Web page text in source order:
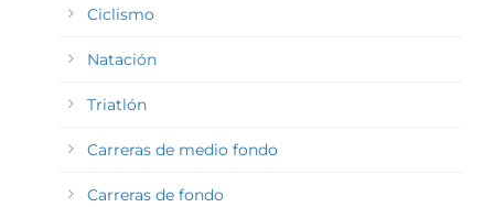
Ciclismo
Natación
Triatlón
Carreras de medio fondo
Carreras de fondo